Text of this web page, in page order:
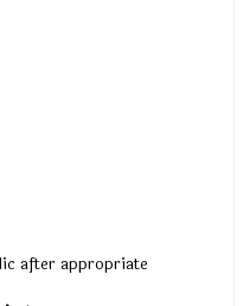
after appropriate